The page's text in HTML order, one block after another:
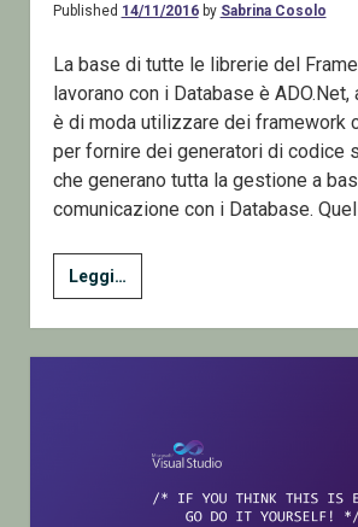
Published 14/11/2016by Sabrina Cosolo
La base di tutte le librerie del
lavorano con i Database è
è di moda utilizzare dei framework
per fornire dei generatori di codice
che generano tutta la gestione a
comunicazione con i Database.
Leggi…
–
Lavorare
con